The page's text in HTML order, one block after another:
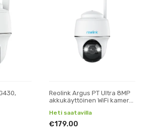
Reolink Argus PT Ultra 8MP
akkukäyttöinen WiFi kamera
Heti saatavilla
€179.00